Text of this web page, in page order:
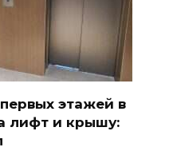
этажей в
лифт и крышу: